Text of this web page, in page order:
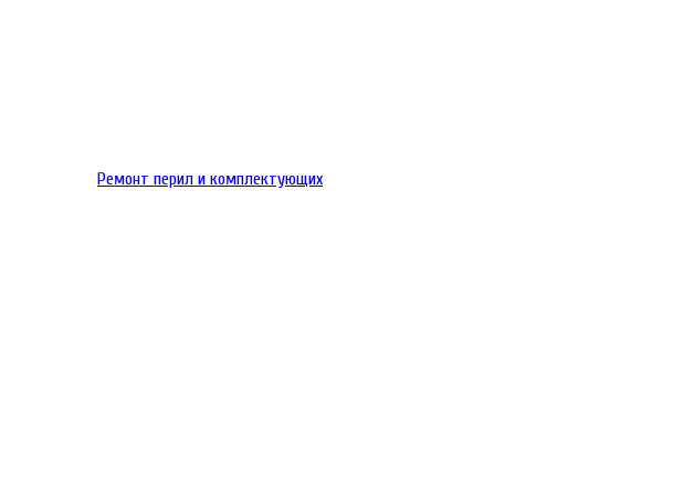
Ремонт перил и комплектующих